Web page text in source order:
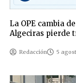
La OPE cambia
Algeciras pierde
Redacción 5